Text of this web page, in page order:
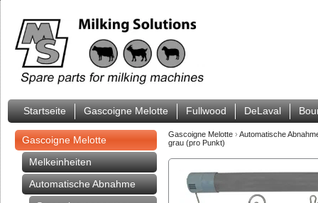
Startseite Gascoigne Melotte Fullwood DeLaval
Gascoigne Melotte
Melkeinheiten
Automatische Abnahme
Gascoigne Melotte › Automatische
grau (pro Punkt)